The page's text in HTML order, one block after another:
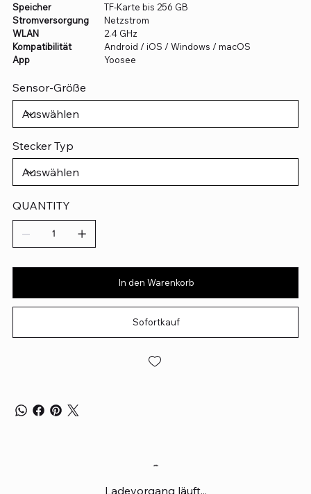
Speicher
TF-Karte bis 256 GB
Stromversorgung
Netzstrom
WLAN
2.4 GHz
Kompatibilität
Android / iOS / Windows / macOS
App
Yoosee
Sensor-Größe
Stecker Typ
QUANTITY
In den Warenkorb
Sofortkauf
Ladevorgang läuft...